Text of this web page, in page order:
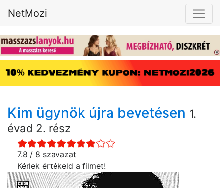
NetMozi
Kim ügynök újra bevetésen 1.
évad 2. rész
7.8 / 8 szavazat
Kérlek értékeld a filmet!